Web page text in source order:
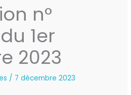
n°
1er
2023
/ 7 décembre 2023